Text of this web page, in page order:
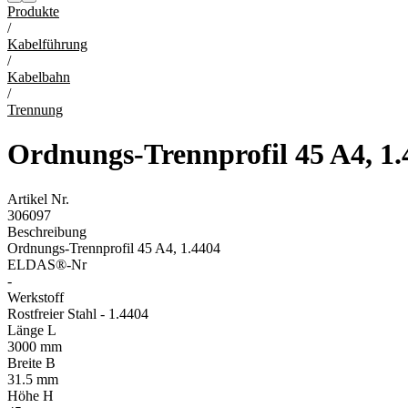
Produkte
/
Kabelführung
/
Kabelbahn
/
Trennung
Ordnungs-Trennprofil 45 A4,
Artikel Nr.
306097
Beschreibung
Ordnungs-Trennprofil 45 A4, 1.4404
ELDAS®-Nr
-
Werkstoff
Rostfreier Stahl - 1.4404
Länge L
3000 mm
Breite B
31.5 mm
Höhe H